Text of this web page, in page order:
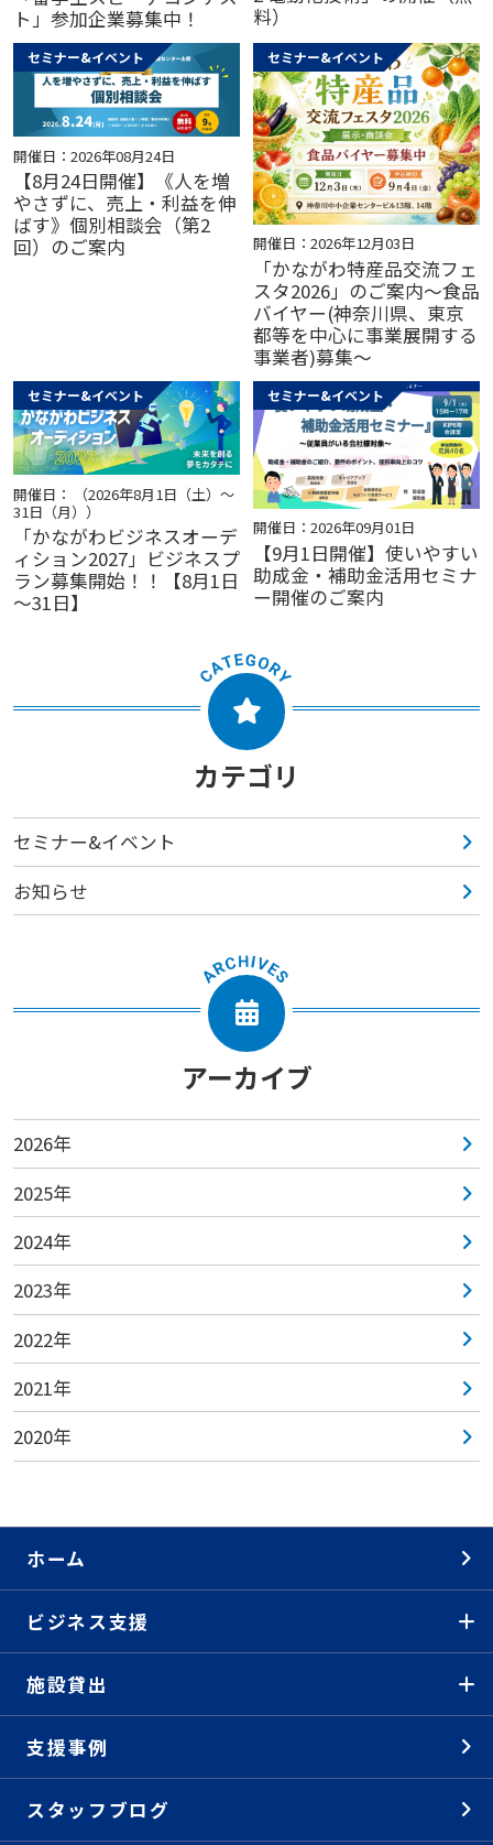
ト」参加企業募集中！
料）
セミナー&イベント
開催日：2026年08月24日
【8月24日開催】《人を増
やさずに、売上・利益を伸
ばす》個別相談会（第2
回）のご案内
セミナー&イベント
開催日：2026年12月03日
「かながわ特産品交流フェ
スタ2026」のご案内～食品
バイヤー(神奈川県、東京
都等を中心に事業展開する
事業者)募集～
セミナー&イベント
開催日： （2026年8月1日（土）～
31日（月））
「かながわビジネスオーデ
ィション2027」ビジネスプ
ラン募集開始！！【8月1日
～31日】
セミナー&イベント
開催日：2026年09月01日
【9月1日開催】使いやすい
助成金・補助金活用セミナ
ー開催のご案内
カテゴリ
セミナー&イベント
お知らせ
アーカイブ
2026年
2025年
2024年
2023年
2022年
2021年
2020年
ホーム
ビジネス支援
施設貸出
支援事例
スタッフブログ